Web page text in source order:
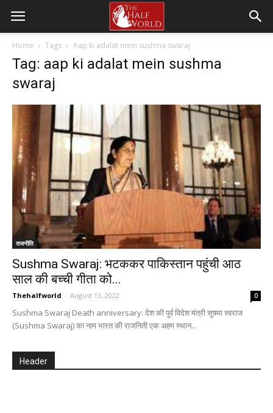
Home Tags Aap ki adalat mein sushma swaraj
Tag: aap ki adalat mein sushma
swaraj
राजनीति
Sushma Swaraj: भटककर पाकिस्तान पहुंची आठ
साल की बच्ची गीता को...
Thehalfworld - August 13, 2022 0
Sushma Swaraj Death anniversary: देश की पूर्व विदेश मंत्री सुषमा स्वराज
(Sushma Swaraj) का नाम भारत की राजनिती एक अहम स्थान...
Header